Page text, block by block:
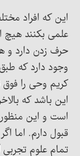
این که افراد
علمی بکنند هیچ
حرف زدن دارد و
وجود دارد که
کریم وحی را فوق
این باشد که
است و این
قبول دارم. اما
تمام علوم تجربی